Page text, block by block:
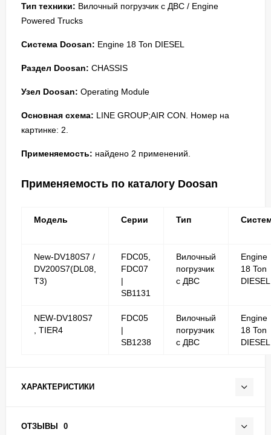
Тип техники: Вилочный погрузчик с ДВС / Engine
Powered Trucks
Система Doosan: Engine 18 Ton DIESEL
Раздел Doosan: CHASSIS
Узел Doosan: Operating Module
Основная схема: LINE GROUP;AIR CON. Номер на
картинке: 2.
Применяемость: найдено 2 применений.
Применяемость по каталогу Doosan
Модель Серии Тип
New-DV180S7 /
DV200S7(DL08,
T3)
FDC05,
FDC07
|
SB1131
Вилочный
погрузчик
с ДВС
Engine
18 Ton
DIESEL
NEW-DV180S7
, TIER4
FDC05
|
SB1238
Вилочный
погрузчик
с ДВС
Engine
18 Ton
DIESEL
ХАРАКТЕРИСТИКИ
ОТЗЫВЫ 0